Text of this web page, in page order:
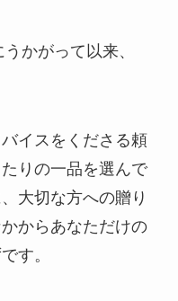
かがって以来、
イスをくださる頼
りの一品を選んで
大切な方への贈り
からあなただけの
す。